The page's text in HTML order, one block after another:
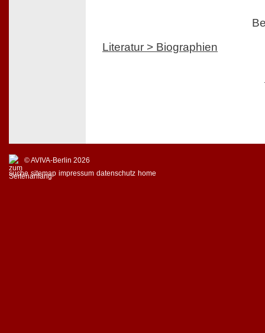
Literatur > Biographien
© AVIVA-Berlin 2026
suche sitemap impressum datenschutz home